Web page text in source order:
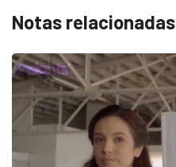
Notas relacionadas